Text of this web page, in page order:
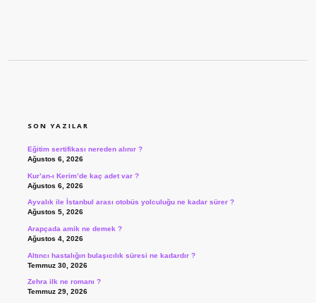
SON YAZILAR
Eğitim sertifikası nereden alınır ?
Ağustos 6, 2026
Kur’an-ı Kerim’de kaç adet var ?
Ağustos 6, 2026
Ayvalık ile İstanbul arası otobüs yolculuğu ne kadar sürer ?
Ağustos 5, 2026
Arapçada amik ne demek ?
Ağustos 4, 2026
Altıncı hastalığın bulaşıcılık süresi ne kadardır ?
Temmuz 30, 2026
Zehra ilk ne romanı ?
Temmuz 29, 2026